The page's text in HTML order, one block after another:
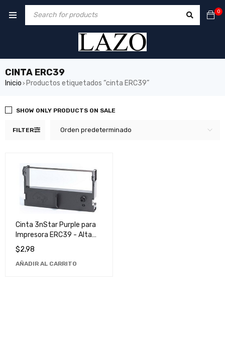
0
CINTA ERC39
Inicio › Productos etiquetados “cinta ERC39”
FILTER Orden predeterminado
SHOW ONLY PRODUCTS ON SALE
Cinta 3nStar Purple para
Impresora ERC39 - Alta
Calidad y Rendimiento
$2,98
AÑADIR AL CARRITO